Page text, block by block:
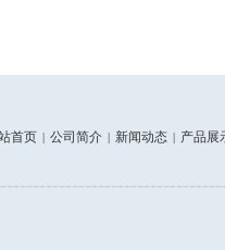
首页 | 公司简介 | 新闻动态 | 产品展